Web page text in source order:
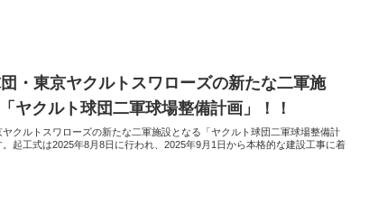
・東京ヤクルトスワローズの新たな二軍施
ヤクルト球団二軍球場整備計画」！！
クルトスワローズの新たな二軍施設となる「ヤクルト球団二軍球場整備計
起工式は2025年8月8日に行われ、2025年9月1日から本格的な建設工事に着